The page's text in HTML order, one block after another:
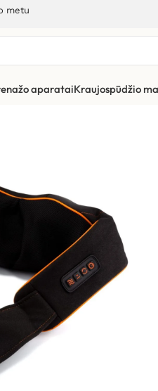
metu
aparataiKraujospūdžio
Kaklo masažuoklis